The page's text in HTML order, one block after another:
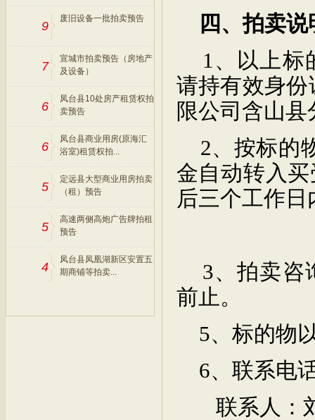
9
废旧设备一批拍卖预告
7
宣城市拍卖预告（房地产
及设备）
6
凤台县10处房产租赁权拍
卖预告
6
凤台县商业用房(原海汇
浴室)租赁权拍...
5
定远县大型商业用房拍卖
（租）预告
5
高速两侧高炮广告牌拍租
预告
4
凤台县凤凰湖新区安置五
期商铺等拍卖...
四、拍卖说
1、以上标
请持有效身
限公司含山
2、按标的
金自动转入
后三个工作
3、拍卖咨
前止。
5、标的物
6、联系电
联系人：